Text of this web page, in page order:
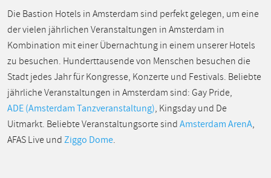
Die Bastion Hotels in Amsterdam sind perfekt gelegen, um eine
der vielen jährlichen Veranstaltungen in Amsterdam in
Kombination mit einer Übernachtung in einem unserer Hotels
zu besuchen. Hunderttausende von Menschen besuchen die
Stadt jedes Jahr für Kongresse, Konzerte und Festivals. Beliebte
jährliche Veranstaltungen in Amsterdam sind: Gay Pride,
ADE (Amsterdam Tanzveranstaltung), Kingsday und De
Uitmarkt. Beliebte Veranstaltungsorte sindAmsterdam ArenA,
AFAS Live undZiggo Dome.